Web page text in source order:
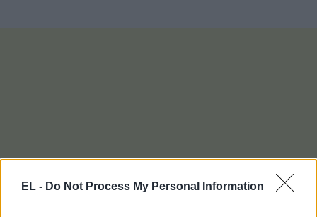
EL - Do Not Process My Personal Information